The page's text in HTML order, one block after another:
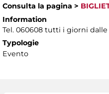
Consulta la pagina >
Information
Tel. 060608 tutti i giorni dalle
Typologie
Evento